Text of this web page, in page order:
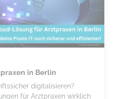
in Berlin
digitalisieren?
für Arztpraxen wirklich